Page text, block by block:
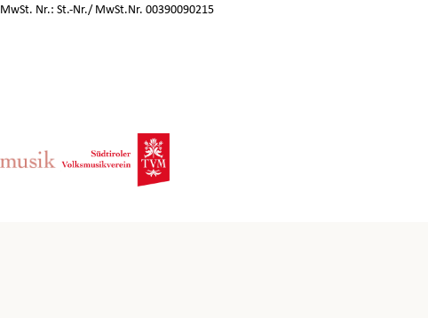
MwSt. Nr.: St.-Nr./ MwSt.Nr. 00390090215